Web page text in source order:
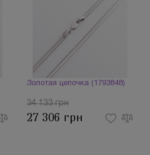
Золотая цепочка (1793848)
34 133 грн
27 306 грн